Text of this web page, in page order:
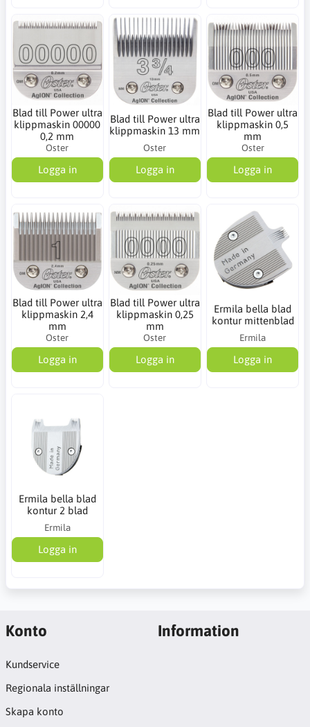
Blad till Power ultra
klippmaskin 00000
0,2 mm
Oster
Logga in
Blad till Power ultra
klippmaskin 13 mm
Oster
Logga in
Blad till Power ultra
klippmaskin 0,5
mm
Oster
Logga in
Blad till Power ultra
klippmaskin 2,4
mm
Oster
Logga in
Blad till Power ultra
klippmaskin 0,25
mm
Oster
Logga in
Ermila bella blad
kontur mittenblad
Ermila
Logga in
Ermila bella blad
kontur 2 blad
Ermila
Logga in
Konto
Kundservice
Regionala inställningar
Skapa konto
Information